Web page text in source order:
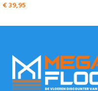
€39,95